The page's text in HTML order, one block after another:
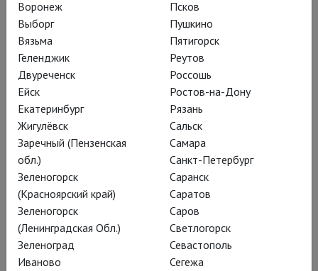
представление по двум
из «Повестей Белкина» –
«Метели» и «Выстрелу» –
инсценировка с
вариациями; с
фантастической прозы
на подлинную
человеческую жизнь
Воронеж
Выборг
Вязьма
Геленджик
Двуреченск
Ейск
Екатеринбург
Жигулёвск
Заречный (Пензенская
обл.)
Зеленогорск
(Красноярский край)
Зеленогорск
(Ленинградская Обл.)
Зеленоград
Иваново
Псков
Пушкино
Пятигорск
Реутов
Россошь
Ростов-на-Дону
Рязань
Сальск
Самара
Санкт-Петербург
Саранск
Саратов
Саров
Светлогорск
Севастополь
Сегежа